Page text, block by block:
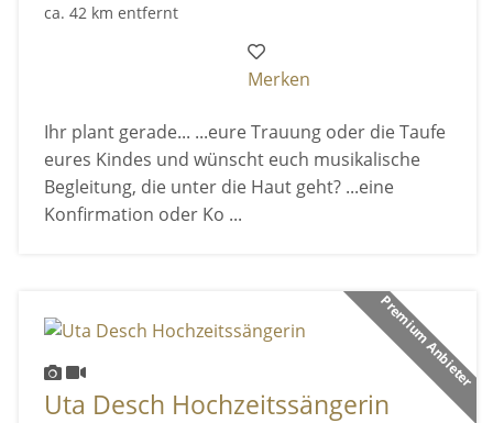
ca. 42 km entfernt
Merken
Ihr plant gerade... ...eure Trauung oder die Taufe
eures Kindes und wünscht euch musikalische
Begleitung, die unter die Haut geht? ...eine
Konfirmation oder Ko ...
Premium Anbieter
Uta Desch Hochzeitssängerin